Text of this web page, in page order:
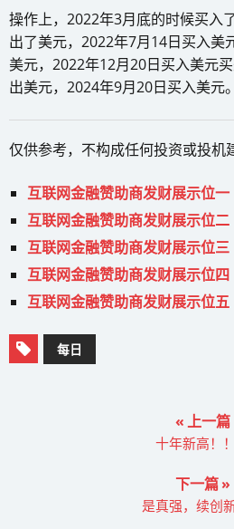
操作上，2022年3月底的时候买入
出了美元，2022年7月14日买入美
美元，2022年12月20日买入美元
出美元，2024年9月20日买入美元
仅供参考，不构成任何投资或投机
互联网金融赞助商发财展示位一
互联网金融赞助商发财展示位二
互联网金融赞助商发财展示位三
互联网金融赞助商发财展示位四
互联网金融赞助商发财展示位五
每日
« 上一篇
十年新高！！
下一篇 »
是真强，续创新